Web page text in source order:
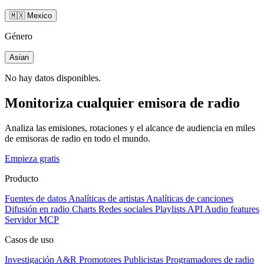
🇲🇽 Mexico
Género
Asian
No hay datos disponibles.
Monitoriza cualquier emisora de radio
Analiza las emisiones, rotaciones y el alcance de audiencia en miles
de emisoras de radio en todo el mundo.
Empieza gratis
Producto
Fuentes de datos Analíticas de artistas Analíticas de canciones
Difusión en radio Charts Redes sociales Playlists API Audio features
Servidor MCP
Casos de uso
Investigación A&R Promotores Publicistas Programadores de radio